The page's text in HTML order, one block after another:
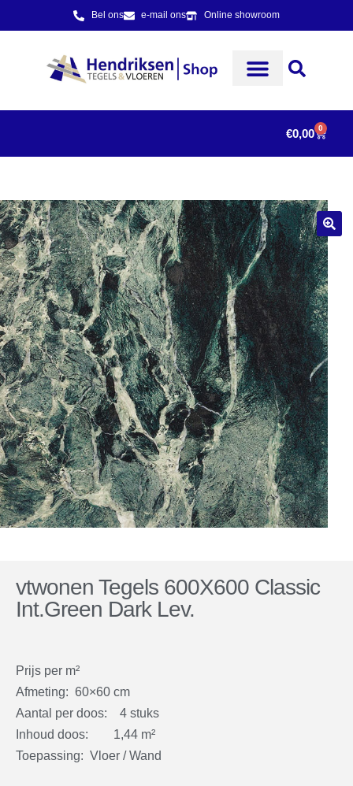
Bel ons e-mail ons Online showroom
€0,00 0
vtwonen Tegels 600X600 Classic
Int.Green Dark Lev.
Prijs per m²
Afmeting: 60×60 cm
Aantal per doos: 4 stuks
Inhoud doos: 1,44 m²
Toepassing: Vloer / Wand